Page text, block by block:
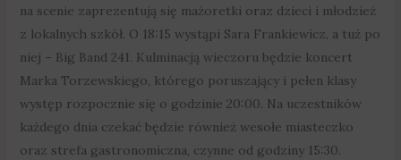
na scenie zaprezentują się mażoretki oraz dzieci i młodzież
z lokalnych szkół. O 18:15 wystąpi Sara Frankiewicz, a tuż po
niej – Big Band 241. Kulminacją wieczoru będzie koncert
Marka Torzewskiego, którego poruszający i pełen klasy
występ rozpocznie się o godzinie 20:00. Na uczestników
każdego dnia czekać będzie również wesołe miasteczko
oraz strefa gastronomiczna, czynne od godziny 15:30.